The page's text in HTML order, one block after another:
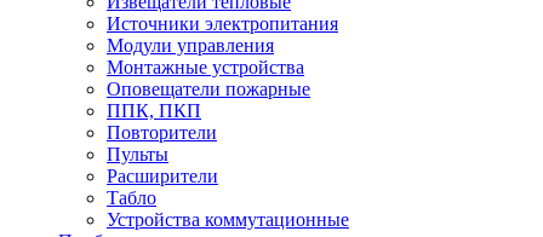
Источники электропитания
Модули управления
Монтажные устройства
Оповещатели пожарные
ППК, ПКП
Повторители
Пульты
Расширители
Табло
Устройства коммутационные